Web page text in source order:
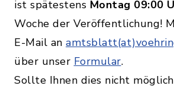
ist spätestens Montag 09:00
Woche der Veröffentlichung!
E-Mail an
über unser Formular.
Sollte Ihnen dies nicht